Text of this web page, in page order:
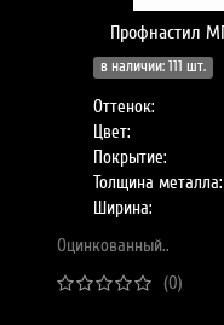
Профнастил
в наличии: 111 шт.
Оттенок:
Цвет:
Покрытие:
Толщина металла:
Ширина:
Оцинкованный..
(0)